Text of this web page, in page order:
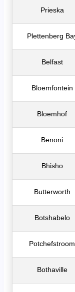
Prieska
Plettenberg
Belfast
Bloemfontein
Bloemhof
Benoni
Bhisho
Butterworth
Botshabelo
Potchefstroom
Bothaville